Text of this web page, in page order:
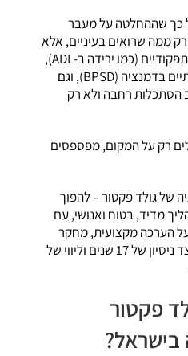
כך שההחלטה על מעבר
ממה שרואים בעיניים, אלא
משילוב של גורמים קליניים ותפקודיים (כמו ירידה ב-ADL),
גורמים קוגניטיביים והתנהגותיים בדמנציה (BPSD), וגם
הסתכלות רחבה ולא רק
רק על המקום, מפספסים
של גולד פקטור – להפוך
מדיד, בטוח ואנושי, עם
הערכה מקצועית, מחקר
ודירוג בתי אבות פרימיום, לצד ניסיון של 17 שנים וליווי של
פקטור